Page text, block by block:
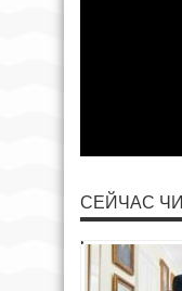
СЕЙЧАС